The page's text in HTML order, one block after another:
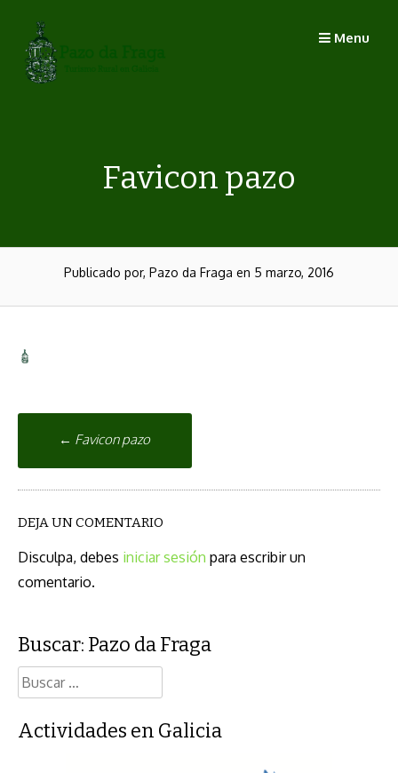
contenido
Menu
Favicon pazo
Publicado por, Pazo da Fraga en 5 marzo, 2016
Navegación
de
correos
← Favicon pazo
DEJA UN COMENTARIO
Disculpa, debes iniciar sesión para escribir un
comentario.
Buscar: Pazo da Fraga
Buscar:
Actividades en Galicia